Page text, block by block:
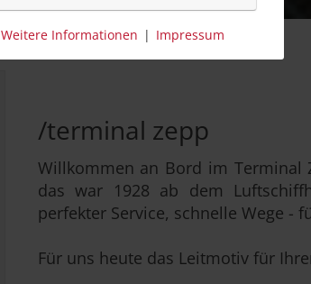
/terminal zepp
Willkommen an Bord im Terminal
das war 1928 ab dem
perfekter Service, schnelle Wege -
Für uns heute das Leitmotiv für
Weitere Informationen | Impressum